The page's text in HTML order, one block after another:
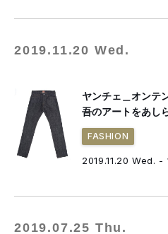
2019.11.20 Wed.
ヤンチェ＿オンテ
吾のアートをあし
FASHION
2019.11.20 Wed. -
2019.07.25 Thu.